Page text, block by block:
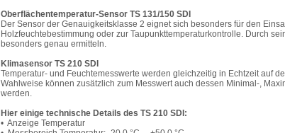
Oberflächentemperatur-Sensor TS 131/150 SDI
Der Sensor der Genauigkeitsklasse 2 eignet sich besonders für den
Holzfeuchtebestimmung oder zur Taupunkttemperaturkontrolle. Durch
besonders genau ermitteln.
Klimasensor TS 210 SDI
Temperatur- und Feuchtemesswerte werden gleichzeitig in Echtzeit auf
Wahlweise können zusätzlich zum Messwert auch dessen Minimal-,
werden.
Hier einige technische Details des TS 210 SDI:
• Anzeige Temperatur